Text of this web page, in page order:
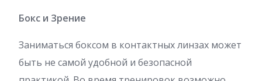
Бокс и Зрение
Заниматься боксом в контактных линзах может
быть не самой удобной и безопасной